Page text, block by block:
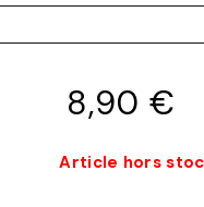
8,90 €
Article hors